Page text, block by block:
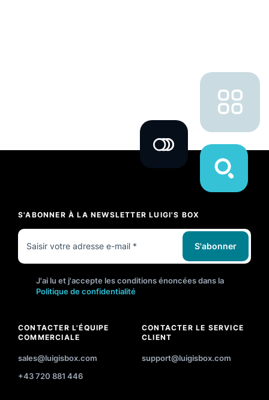
S'ABONNER À LA NEWSLETTER LUIGI'S BOX
S'abonner
J'ai lu et j'accepte les conditions énoncées dans la
Politique de confidentialité
CONTACTER L'ÉQUIPE
COMMERCIALE
sales@luigisbox.com
+43 720 881 446
CONTACTER LE SERVICE
CLIENT
support@luigisbox.com